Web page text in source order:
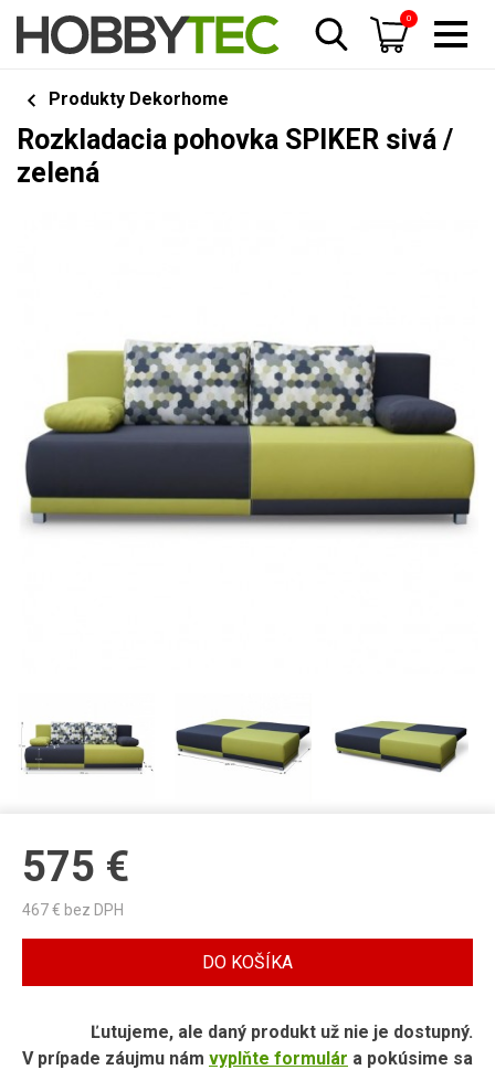
0
Produkty Dekorhome
Rozkladacia pohovka SPIKER sivá /
zelená
575 €
467€ bez DPH
DO KOŠÍKA
Ľutujeme, ale daný produkt už nie je dostupný.
V prípade záujmu nám vyplňte formulár a pokúsime sa